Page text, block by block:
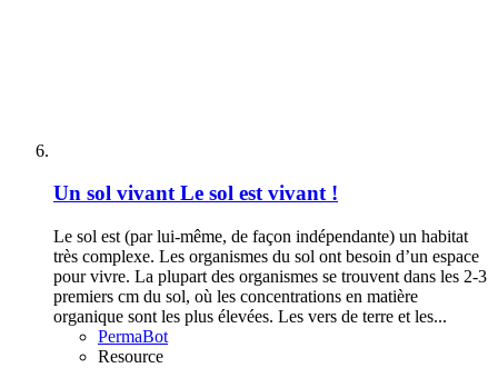
Un sol vivant Le sol est vivant !
Le sol est (par lui-même, de façon indépendante) un habitat
très complexe. Les organismes du sol ont besoin d’un espace
pour vivre. La plupart des organismes se trouvent dans les 2-3
premiers cm du sol, où les concentrations en matière
organique sont les plus élevées. Les vers de terre et les...
PermaBot
Resource